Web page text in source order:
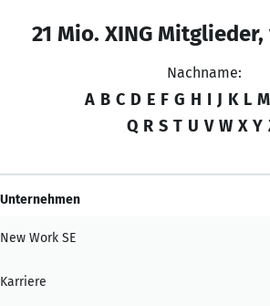
21 Mio. XING
Nachname:
A B C D E F G H I J K L M
Q R S T U V W X Y
Unternehmen
New Work SE
Karriere